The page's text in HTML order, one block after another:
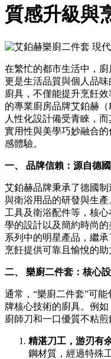
質感升級與
在繁忙的都市生活中，
更是生活品質與個人品
廚具，不僅能提升烹飪
的專業廚房品牌艾鉑赫
人性化設計備受青睞，
實用性與美學巧妙融合
感體驗。
一、 品牌信賴：源自德
艾鉑赫品牌秉承了德國
與衛浴用品的研發與生
工具及衛浴配件等，核
學的設計以及簡約時尚
系列中的明星產品，繼
烹飪提供可靠且愉悅的助
二、 樂廚二件套：核心
通常，“樂廚二件套”可
牌核心技術的廚具。例
廚師刀和一口優質不粘煎
精湛刀工，游刃有
鋼材質，經過特殊